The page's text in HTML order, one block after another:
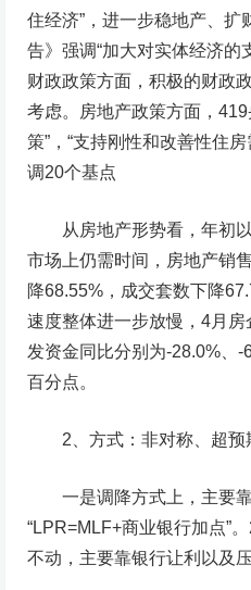
住经济”，进一步稳地产、扩
告》强调“加大对实体经济的
财政政策方面， 积极的财政
考虑。
房地产政策方面， 419
策”，“支持刚性和改善性住
调20个基点
从房地产形势看， 年初
市场上仍需时间，房地产销
降68.55%，成交套数下降
速度整体进一步放慢，4月
发资金同比分别为-28.0%、
百分点。
2、 方式：非对称、超
一是调降方式上，主要
“LPR=MLF+商业银行加点”
不动，主要靠银行让利以及